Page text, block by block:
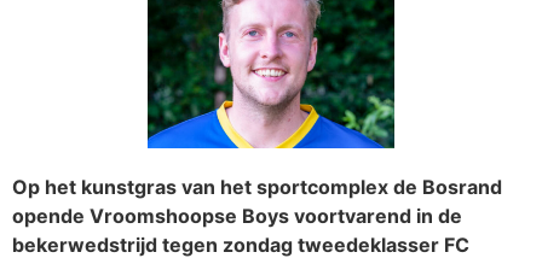
Op het kunstgras van het sportcomplex de Bosrand
opende Vroomshoopse Boys voortvarend in de
bekerwedstrijd tegen zondag tweedeklasser FC